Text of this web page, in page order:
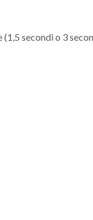
secondi o 3